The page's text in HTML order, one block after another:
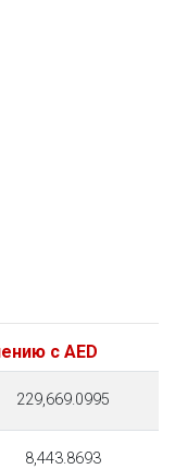
с AED
229,669.0995
8,443.8693